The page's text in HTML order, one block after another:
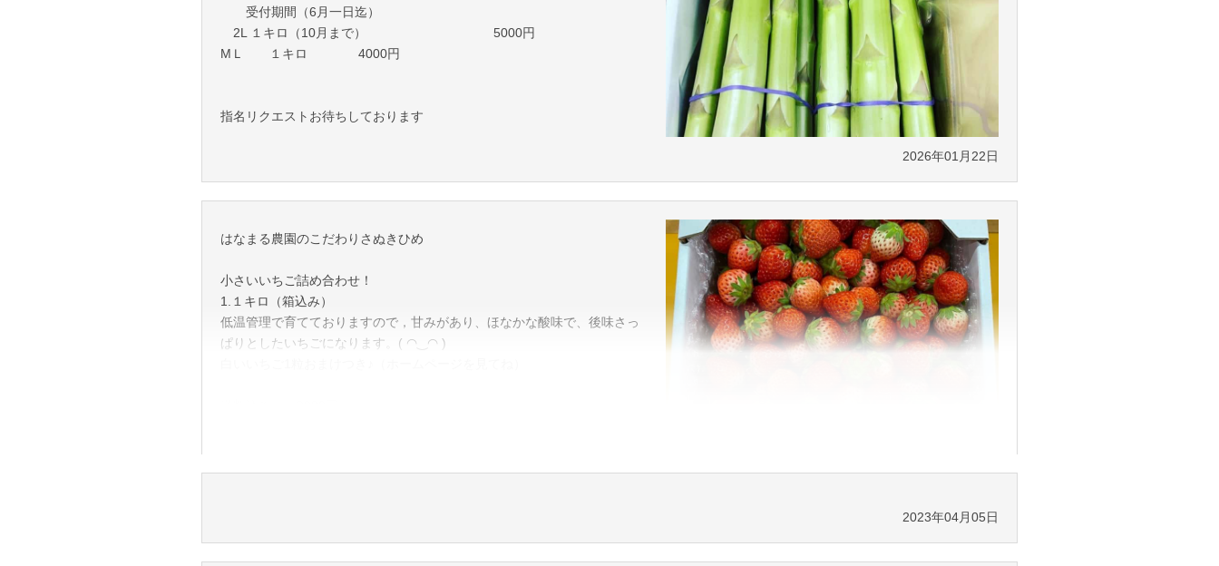
受付期間（6月一日迄）
2L １キロ（10月まで） 5000円
MＬ １キロ 4000円
指名リクエストお待ちしております
2026年01月22日
はなまる農園のこだわりさぬきひめ
小さいいちご詰め合わせ！
1.１キロ（箱込み）
低温管理で育てておりますので，甘みがあり、ほなかな酸味で、後味さっ
ぱりとしたいちごになります。( ◠‿◠ )
2023年04月05日